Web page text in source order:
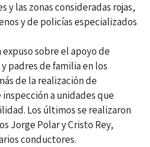
y las zonas consideradas rojas,
y de policías especializados
sobre el apoyo de
padres de familia en los
de la realización de
a unidades que
Los últimos se realizaron
Jorge Polar y Cristo Rey,
conductores.